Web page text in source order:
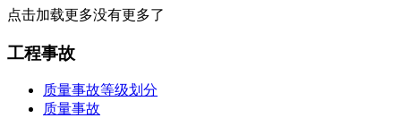
点击加载更多没有更多了
工程事故
质量事故等级划分
质量事故